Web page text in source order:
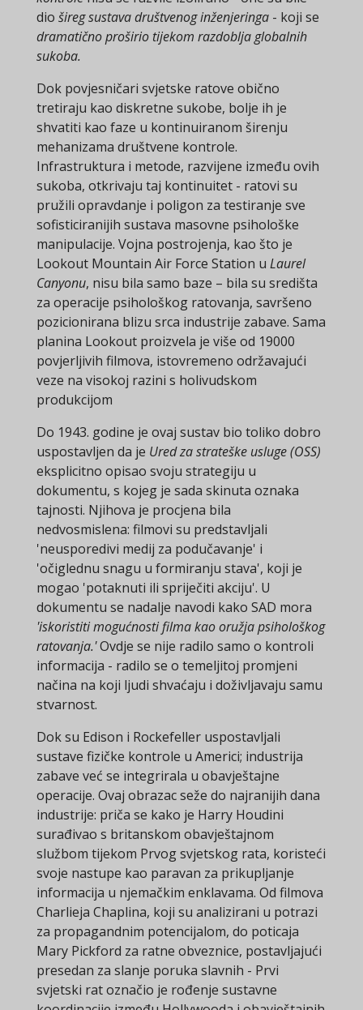
dio šireg sustava društvenog inženjeringa- koji se
dramatično proširio tijekom razdoblja globalnih
sukoba.
Dok povjesničari svjetske ratove obično
tretiraju kao diskretne sukobe, bolje ih je
shvatiti kao faze u kontinuiranom širenju
mehanizama društvene kontrole.
Infrastruktura i metode, razvijene između ovih
sukoba, otkrivaju taj kontinuitet - ratovi su
pružili opravdanje i poligon za testiranje sve
sofisticiranijih sustava masovne psihološke
manipulacije. Vojna postrojenja, kao što je
Lookout Mountain Air Force Station u Laurel
Canyonu, nisu bila samo baze – bila su središta
za operacije psihološkog ratovanja, savršeno
pozicionirana blizu srca industrije zabave. Sama
planina Lookout proizvela je više od 19000
povjerljivih filmova, istovremeno održavajući
veze na visokoj razini s holivudskom
produkcijom
Do 1943. godine je ovaj sustav bio toliko dobro
uspostavljen da je Ured za strateške usluge (OSS)
eksplicitno opisao svoju strategiju u
dokumentu, s kojeg je sada skinuta oznaka
tajnosti. Njihova je procjena bila
nedvosmislena: filmovi su predstavljali
'neusporedivi medij za podučavanje' i
'očiglednu snagu u formiranju stava', koji je
mogao 'potaknuti ili spriječiti akciju'. U
dokumentu se nadalje navodi kako SAD mora
'iskoristiti mogućnosti filma kao oružja psihološkog
ratovanja.'Ovdje se nije radilo samo o kontroli
informacija - radilo se o temeljitoj promjeni
načina na koji ljudi shvaćaju i doživljavaju samu
stvarnost.
Dok su Edison i Rockefeller uspostavljali
sustave fizičke kontrole u Americi; industrija
zabave već se integrirala u obavještajne
operacije. Ovaj obrazac seže do najranijih dana
industrije: priča se kako je Harry Houdini
surađivao s britanskom obavještajnom
službom tijekom Prvog svjetskog rata, koristeći
svoje nastupe kao paravan za prikupljanje
informacija u njemačkim enklavama. Od filmova
Charlieja Chaplina, koji su analizirani u potrazi
za propagandnim potencijalom, do poticaja
Mary Pickford za ratne obveznice, postavljajući
presedan za slanje poruka slavnih - Prvi
svjetski rat označio je rođenje sustavne